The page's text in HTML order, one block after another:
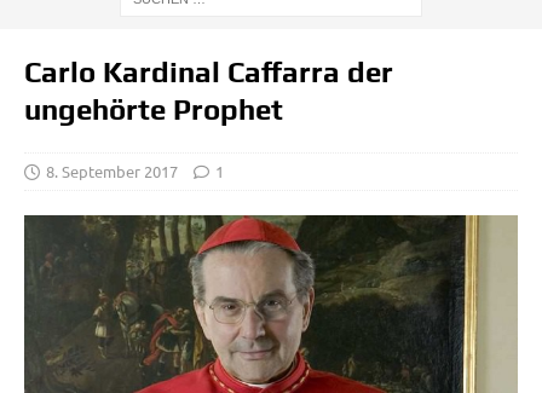
Carlo Kardinal Caffarra der
ungehörte Prophet
8. September 2017 1